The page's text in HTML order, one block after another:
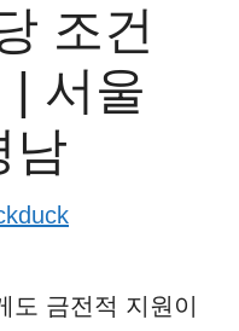
조건
| 서울
남
도 금전적 지원이